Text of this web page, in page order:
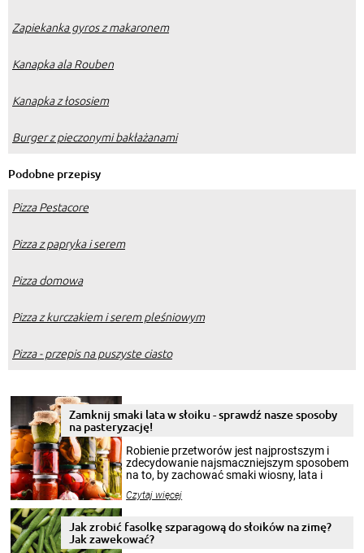
Zapiekanka gyros z makaronem
Kanapka ala Rouben
Kanapka z łososiem
Burger z pieczonymi bakłażanami
Podobne przepisy
Pizza Pestacore
Pizza z papryka i serem
Pizza domowa
Pizza z kurczakiem i serem pleśniowym
Pizza - przepis na puszyste ciasto
Zamknij smaki lata w słoiku - sprawdź nasze sposoby
na pasteryzację!
Robienie przetworów jest najprostszym i
zdecydowanie najsmaczniejszym sposobem
na to, by zachować smaki wiosny, lata i
krajobrazów, by cieszyć nimi oko w sezonie
pełni poczuć atmosferę cieplejszych
miesięcy. Przygotowanie słoików ze
Czytaj więcej
Jak zrobić fasolkę szparagową do słoików na zimę?
Jak zawekować?